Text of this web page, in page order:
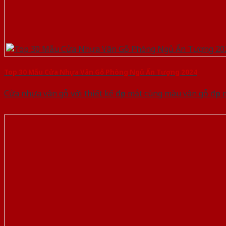
Top 30 Mẫu Cửa Nhựa Vân Gỗ Phòng Ngủ Ấn Tượng 2024
Cửa nhựa vân gỗ với thiết kế đẹp mắt cùng màu vân gỗ đẹp